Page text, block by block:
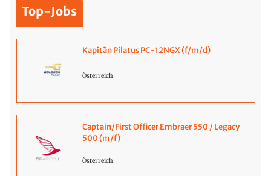
Top-Jobs
Kapitän Pilatus PC-12NGX (f/m/d)
Österreich
Captain/First Officer Embraer 550 / Legacy
500 (m/f)
Österreich